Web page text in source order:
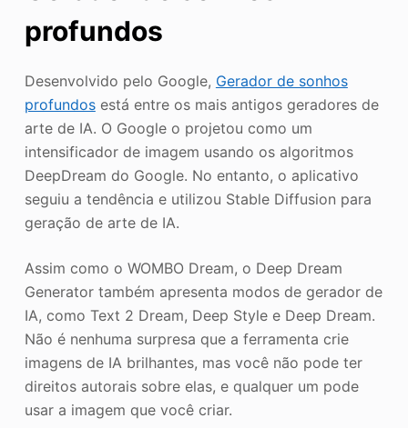
profundos
Desenvolvido pelo Google, Gerador de sonhos
profundosestá entre os mais antigos geradores de
arte de IA. O Google o projetou como um
intensificador de imagem usando os algoritmos
DeepDream do Google. No entanto, o aplicativo
seguiu a tendência e utilizou Stable Diffusion para
geração de arte de IA.
Assim como o WOMBO Dream, o Deep Dream
Generator também apresenta modos de gerador de
IA, como Text 2 Dream, Deep Style e Deep Dream.
Não é nenhuma surpresa que a ferramenta crie
imagens de IA brilhantes, mas você não pode ter
direitos autorais sobre elas, e qualquer um pode
usar a imagem que você criar.